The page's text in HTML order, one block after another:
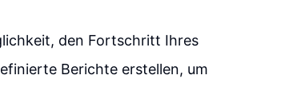
den Fortschritt Ihres
Berichte erstellen, um